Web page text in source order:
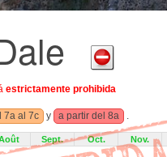
estrictamente prohibida
7a al 7c y a partir del 8a .
Sept. Oct. Nov.